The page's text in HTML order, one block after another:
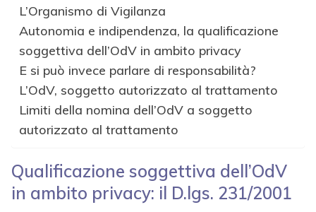
L’Organismo di Vigilanza
Autonomia e indipendenza, la qualificazione
soggettiva dell’OdV in ambito privacy
E si può invece parlare di responsabilità?
L’OdV, soggetto autorizzato al trattamento
Limiti della nomina dell’OdV a soggetto
autorizzato al trattamento
Qualificazione soggettiva dell’OdV
in ambito privacy: il D.lgs. 231/2001